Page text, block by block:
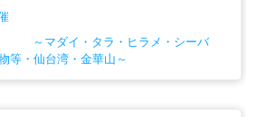
～マダイ・タラ・ヒラメ・シーバ
等・仙台湾・金華山～